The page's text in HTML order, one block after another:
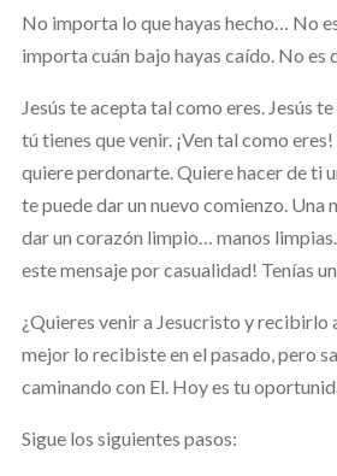
No importa lo que hayas hecho… No
importa cuán bajo hayas caído. No es
Jesús te acepta tal como eres. Jesús
tú tienes que venir. ¡Ven tal como eres!
quiere perdonarte. Quiere hacer de ti
te puede dar un nuevo comienzo. Una
dar un corazón limpio… manos
este mensaje por casualidad! Tenías
¿Quieres venir a Jesucristo y recibirlo
mejor lo recibiste en el pasado, pero
caminando con El. Hoy es tu
Sigue los siguientes pasos: